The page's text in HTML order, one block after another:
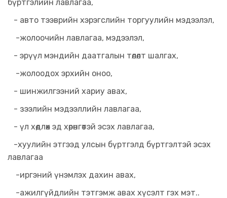
бүртгэлийн лавлагаа,
- авто тээврийн хэрэгслийн торгуулийн мэдээлэл,
-жолоочийн лавлагаа, мэдээлэл,
- эрүүл мэндийн даатгалын төлөлт шалгах,
-жолоодох эрхийн оноо,
- шинжилгээний хариу авах,
- зээлийн мэдээллийн лавлагаа,
- үл хөдлөх эд хөрөнгөтэй эсэх лавлагаа,
-хуулийн этгээд улсын бүртгэлд бүртгэлтэй эсэх
лавлагаа
-иргэний үнэмлэх дахин авах,
-ажилгүйдлийн тэтгэмж авах хүсэлт гэх мэт..